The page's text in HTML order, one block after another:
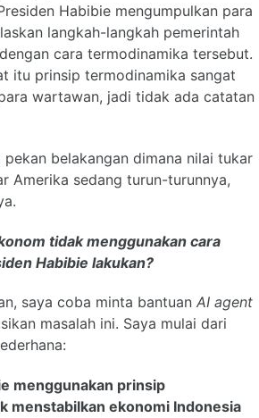
Habibie mengumpulkan para
langkah-langkah pemerintah
cara termodinamika tersebut.
itu prinsip termodinamika sangat
wartawan, jadi tidak ada catatan
pekan belakangan dimana nilai tukar
Amerika sedang turun-turunnya,
tidak menggunakan cara
Habibie lakukan?
saya coba minta bantuan AI agent
masalah ini. Saya mulai dari
menggunakan prinsip
menstabilkan ekonomi Indonesia